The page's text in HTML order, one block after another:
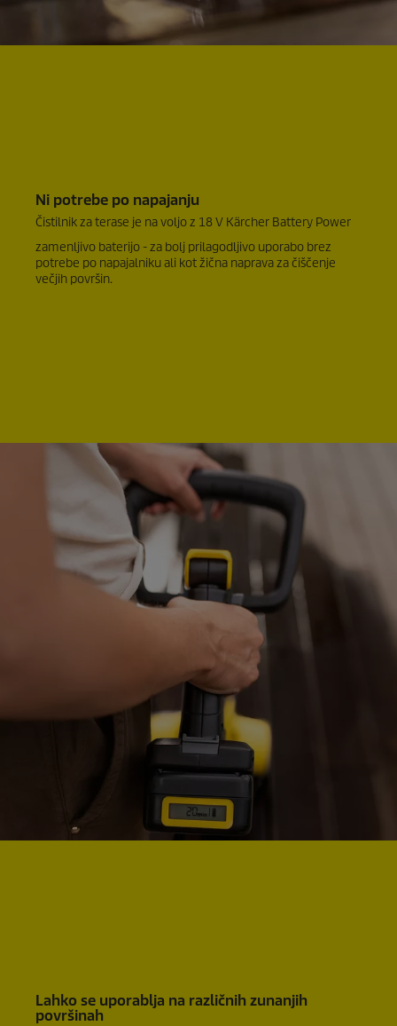
Ni potrebe po napajanju
Čistilnik za terase je na voljo z 18 V Kärcher Battery Power
zamenljivo baterijo - za bolj prilagodljivo uporabo brez
potrebe po napajalniku ali kot žična naprava za čiščenje
večjih površin.
Lahko se uporablja na različnih zunanjih
površinah